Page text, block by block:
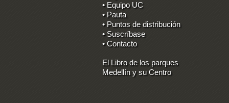
• Equipo UC
• Pauta
• Puntos de distribución
• Suscríbase
• Contacto
El Libro de los parques
Medellín y su Centro